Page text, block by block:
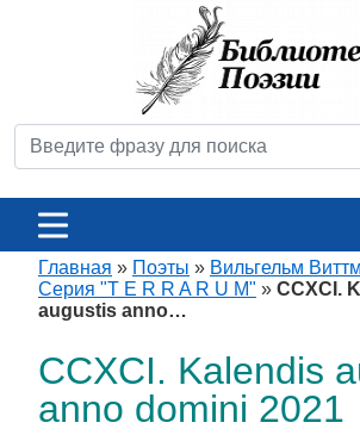
Главная » Поэты » Вильгельм
Серия "T E R R A R U M" » CCXCI.
augustis anno…
CCXCI. Kalendis
anno domini 2021